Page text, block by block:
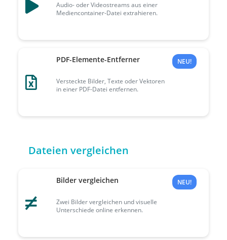
Audio- oder Videostreams aus einer
Mediencontainer-Datei extrahieren.
PDF-Elemente-Entferner
Versteckte Bilder, Texte oder Vektoren
in einer PDF-Datei entfernen.
NEU!
Dateien vergleichen
Bilder vergleichen
Zwei Bilder vergleichen und visuelle
Unterschiede online erkennen.
NEU!